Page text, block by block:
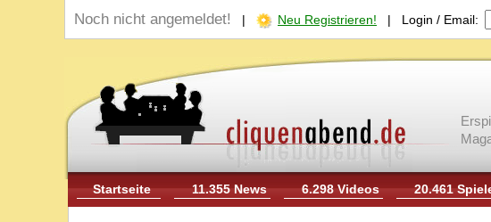
Noch nicht angemeldet! | Neu Registrieren! | Login / Email:
Startseite 11.355 News 6.298 Videos 20.461